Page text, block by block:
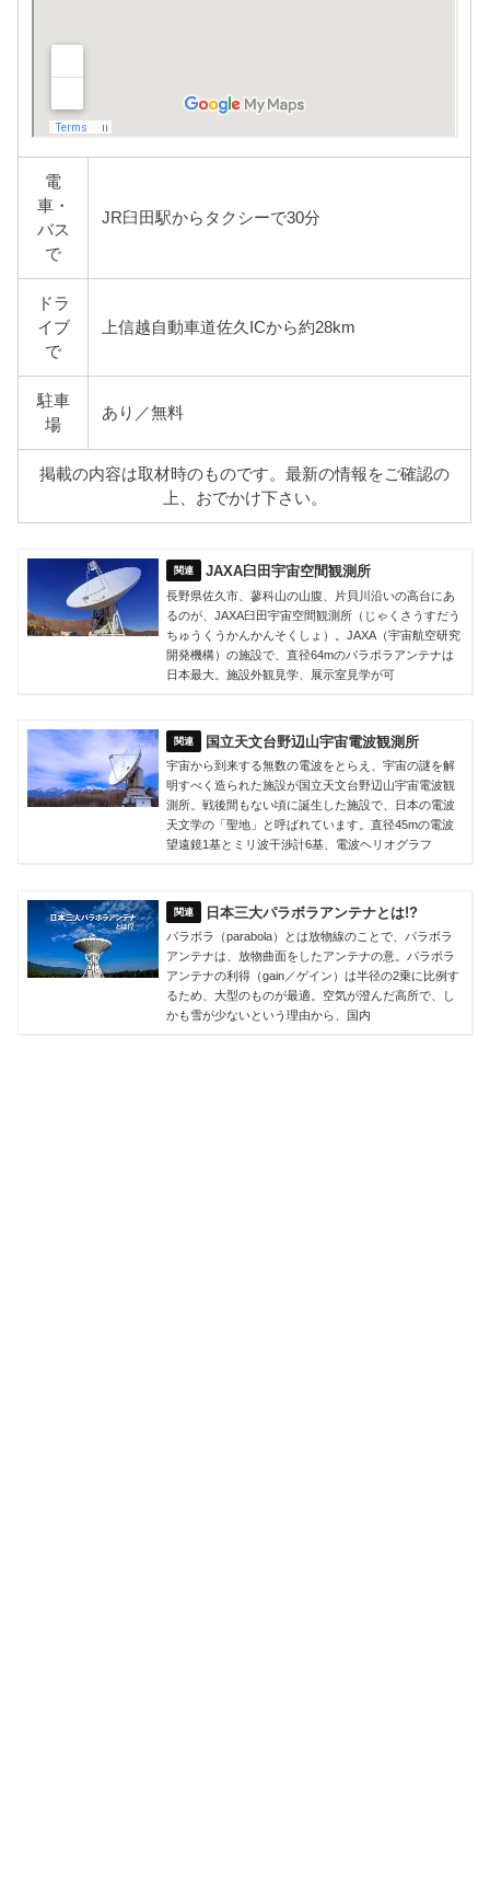
電
車・
バス
で
JR臼田駅からタクシーで30分
ドラ
イブ
で
上信越自動車道佐久ICから約28km
駐車
場
あり／無料
掲載の内容は取材時のものです。最新の情報をご確認の
上、おでかけ下さい。
JAXA臼田宇宙空間観測所
長野県佐久市、蓼科山の山腹、片貝川沿いの高台にあ
るのが、JAXA臼田宇宙空間観測所（じゃくさうすだう
ちゅうくうかんかんそくしょ）。JAXA（宇宙航空研究
開発機構）の施設で、直径64mのパラボラアンテナは
日本最大。施設外観見学、展示室見学が可
国立天文台野辺山宇宙電波観測所
宇宙から到来する無数の電波をとらえ、宇宙の謎を解
明すべく造られた施設が国立天文台野辺山宇宙電波観
測所。戦後間もない頃に誕生した施設で、日本の電波
天文学の「聖地」と呼ばれています。直径45mの電波
望遠鏡1基とミリ波干渉計6基、電波ヘリオグラフ
日本三大パラボラアンテナとは!?
パラボラ（parabola）とは放物線のことで、パラボラ
アンテナは、放物曲面をしたアンテナの意。パラボラ
アンテナの利得（gain／ゲイン）は半径の2乗に比例す
るため、大型のものが最適。空気が澄んだ高所で、し
かも雪が少ないという理由から、国内